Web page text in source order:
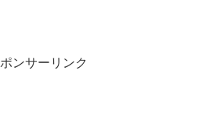
ンサーリンク